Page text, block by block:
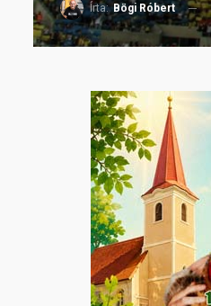
Írta:Bögi Róbert